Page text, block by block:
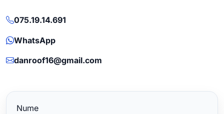
075.19.14.691
WhatsApp
danroof16@gmail.com
Nume